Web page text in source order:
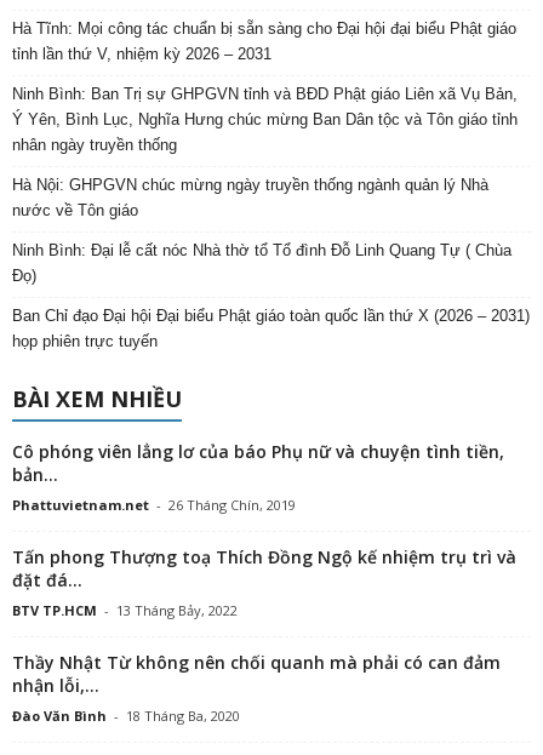
Hà Tĩnh: Mọi công tác chuẩn bị sẵn sàng cho Đại hội đại biểu Phật giáo
tỉnh lần thứ V, nhiệm kỳ 2026 – 2031
Ninh Bình: Ban Trị sự GHPGVN tỉnh và BĐD Phật giáo Liên xã Vụ Bản,
Ý Yên, Bình Lục, Nghĩa Hưng chúc mừng Ban Dân tộc và Tôn giáo tỉnh
nhân ngày truyền thống
Hà Nội: GHPGVN chúc mừng ngày truyền thống ngành quản lý Nhà
nước về Tôn giáo
Ninh Bình: Đại lễ cất nóc Nhà thờ tổ Tổ đình Đỗ Linh Quang Tự ( Chùa
Đọ)
Ban Chỉ đạo Đại hội Đại biểu Phật giáo toàn quốc lần thứ X (2026 – 2031)
họp phiên trực tuyến
BÀI XEM NHIỀU
Cô phóng viên lẳng lơ của báo Phụ nữ và chuyện tình tiền,
bản...
Phattuvietnam.net - 26 Tháng Chín, 2019
Tấn phong Thượng toạ Thích Đồng Ngộ kế nhiệm trụ trì và
đặt đá...
BTV TP.HCM - 13 Tháng Bảy, 2022
Thầy Nhật Từ không nên chối quanh mà phải có can đảm
nhận lỗi,...
Đào Văn Bình - 18 Tháng Ba, 2020